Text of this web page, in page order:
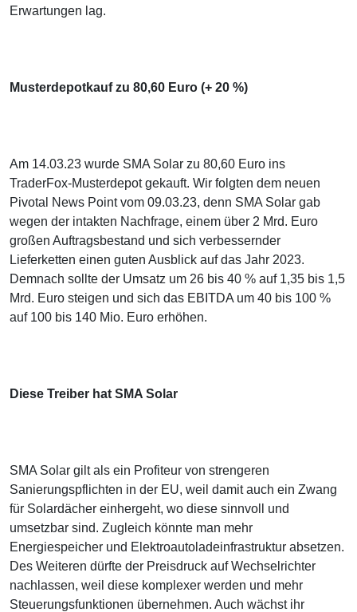
Erwartungen lag.
Musterdepotkauf zu 80,60 Euro (+ 20 %)
Am 14.03.23 wurde SMA Solar zu 80,60 Euro ins
TraderFox-Musterdepot gekauft. Wir folgten dem neuen
Pivotal News Point vom 09.03.23, denn SMA Solar gab
wegen der intakten Nachfrage, einem über 2 Mrd. Euro
großen Auftragsbestand und sich verbessernder
Lieferketten einen guten Ausblick auf das Jahr 2023.
Demnach sollte der Umsatz um 26 bis 40 % auf 1,35 bis 1,5
Mrd. Euro steigen und sich das EBITDA um 40 bis 100 %
auf 100 bis 140 Mio. Euro erhöhen.
Diese Treiber hat SMA Solar
SMA Solar gilt als ein Profiteur von strengeren
Sanierungspflichten in der EU, weil damit auch ein Zwang
für Solardächer einhergeht, wo diese sinnvoll und
umsetzbar sind. Zugleich könnte man mehr
Energiespeicher und Elektroautoladeinfrastruktur absetzen.
Des Weiteren dürfte der Preisdruck auf Wechselrichter
nachlassen, weil diese komplexer werden und mehr
Steuerungsfunktionen übernehmen. Auch wächst ihr